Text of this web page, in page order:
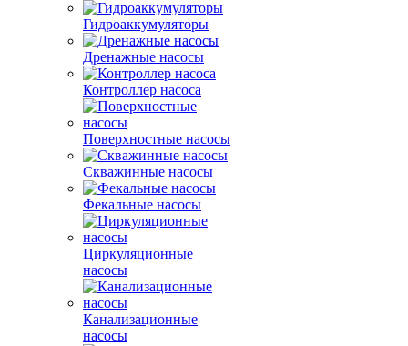
Гидроаккумуляторы
Дренажные насосы
Контроллер насоса
Поверхностные насосы
Скважинные насосы
Фекальные насосы
Циркуляционные
насосы
Канализационные
насосы